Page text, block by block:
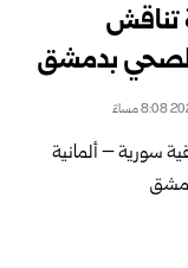
تناقش
الصحي بدمشق